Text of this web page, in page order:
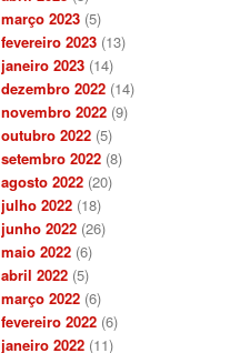
março 2023 (5)
fevereiro 2023 (13)
janeiro 2023 (14)
dezembro 2022 (14)
novembro 2022 (9)
outubro 2022 (5)
setembro 2022 (8)
agosto 2022 (20)
julho 2022 (18)
junho 2022 (26)
maio 2022 (6)
abril 2022 (5)
março 2022 (6)
fevereiro 2022 (6)
janeiro 2022 (11)